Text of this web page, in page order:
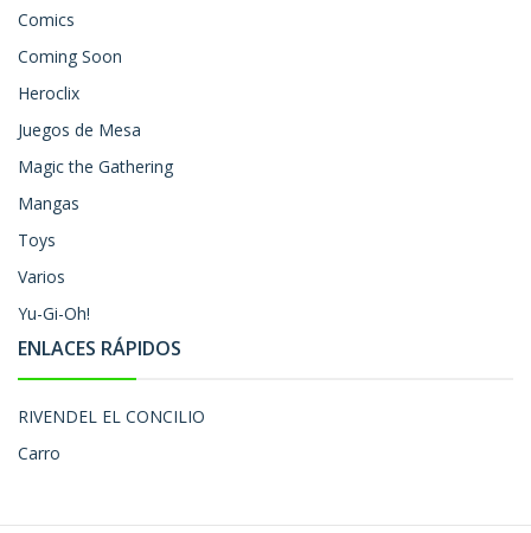
Comics
Coming Soon
Heroclix
Juegos de Mesa
Magic the Gathering
Mangas
Toys
Varios
Yu-Gi-Oh!
ENLACES RÁPIDOS
RIVENDEL EL CONCILIO
Carro